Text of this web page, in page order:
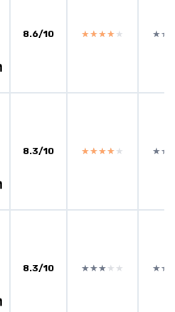
8.6/10 ★★★★★
★★★★★
8.3/10 ★★★★★
★★★★★
8.3/10 ★★★★★
★★★★★